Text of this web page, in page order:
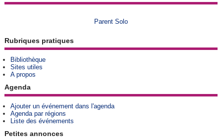
Parent Solo
Rubriques pratiques
Bibliothèque
Sites utiles
A propos
Agenda
Ajouter un événement dans l'agenda
Agenda par régions
Liste des événements
Petites annonces